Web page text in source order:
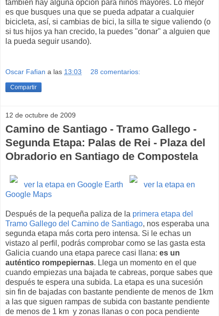
también hay alguna opción para niños mayores. Lo mejor
es que busques una que se pueda adpatar a cualquier
bicicleta, así, si cambias de bici, la silla te sigue valiendo (o
si tus hijos ya han crecido, la puedes "donar" a alguien que
la pueda seguir usando).
Oscar Fafian a las 13:03 28 comentarios:
Compartir
12 de octubre de 2009
Camino de Santiago - Tramo Gallego -
Segunda Etapa: Palas de Rei - Plaza del
Obradorio en Santiago de Compostela
ver la etapa en Google Earth
ver la etapa en
Google Maps
Después de la pequeña paliza de la primera etapa del
Tramo Gallego del Camino de Santiago, nos esperaba una
segunda etapa más corta pero intensa. Si le echas un
vistazo al perfil, podrás comprobar como se las gasta esta
Galicia cuando una etapa parece casi llana: es un
auténtico rompepiernas. Llega un momento en el que
cuando empiezas una bajada te cabreas, porque sabes que
después te espera una subida. La etapa es una sucesión
sin fin de bajadas con bastante pendiente de menos de 1km
a las que siguen rampas de subida con bastante pendiente
de menos de 1 km y zonas llanas o con poca pendiente